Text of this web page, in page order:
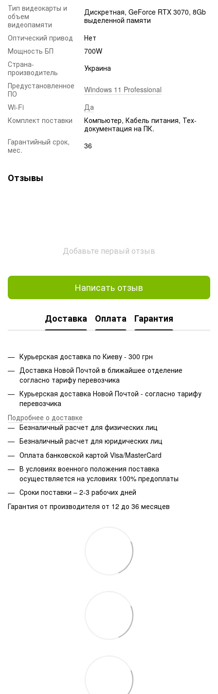
Тип видеокарты и
объем
видеопамяти
Дискретная, GeForce RTX 3070, 8Gb
выделенной памяти
Оптический привод
Нет
Мощность БП
700W
Страна-
производитель
Украина
Предустановленное
ПО
Windows 11 Professional
Wi-Fi
Да
Комплект поставки
Компьютер, Кабель питания, Тех-
документация на ПК.
Гарантийный срок,
мес.
36
Отзывы
Добавьте первый отзыв
Написать отзыв
Доставка Оплата Гарантия
Курьерская доставка по Киеву - 300 грн
Доставка Новой Почтой в ближайшее отделение
согласно тарифу перевозчика
Курьерская доставка Новой Почтой - согласно тарифу
перевозчика
Подробнее о доставке
Безналичный расчет для физических лиц
Безналичный расчет для юридических лиц
Оплата банковской картой Visa/MasterCard
В условиях военного положения поставка
осуществляется на условиях 100% предоплаты
Сроки поставки – 2-3 рабочих дней
Гарантия от производителя от 12 до 36 месяцев